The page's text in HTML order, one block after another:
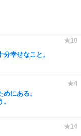
幸せなこと。
にある。